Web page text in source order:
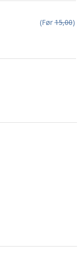
(Før15,00)